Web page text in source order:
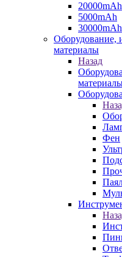
20000mAh
5000mAh
30000mAh
Оборудование,
материалы
Назад
Фен